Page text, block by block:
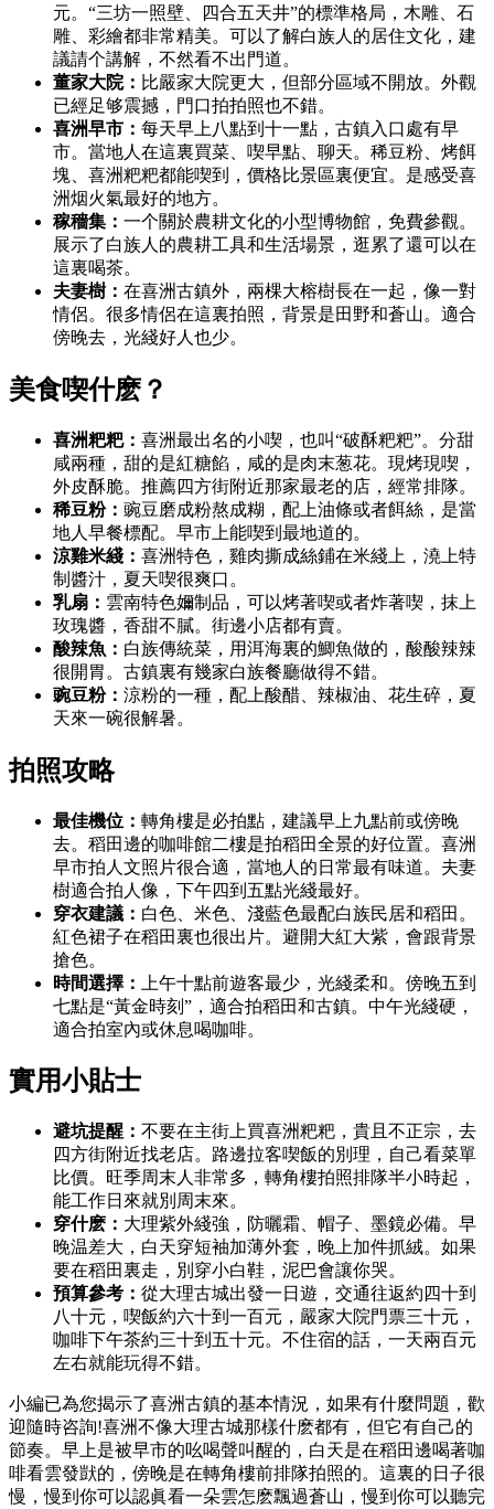
元。“三坊一照壁、四合五天井”的標準格局，木雕、石
雕、彩繪都非常精美。可以了解白族人的居住文化，建
議請个講解，不然看不出門道。
董家大院： 比嚴家大院更大，但部分區域不開放。外觀
已經足够震撼，門口拍拍照也不錯。
喜洲早市： 每天早上八點到十一點，古鎮入口處有早
市。當地人在這裏買菜、喫早點、聊天。稀豆粉、烤餌
塊、喜洲粑粑都能喫到，價格比景區裏便宜。是感受喜
洲烟火氣最好的地方。
稼穡集： 一个關於農耕文化的小型博物館，免費參觀。
展示了白族人的農耕工具和生活場景，逛累了還可以在
這裏喝茶。
夫妻樹： 在喜洲古鎮外，兩棵大榕樹長在一起，像一對
情侶。很多情侶在這裏拍照，背景是田野和蒼山。適合
傍晚去，光綫好人也少。
美食喫什麽？
喜洲粑粑： 喜洲最出名的小喫，也叫“破酥粑粑”。分甜
咸兩種，甜的是紅糖餡，咸的是肉末葱花。現烤現喫，
外皮酥脆。推薦四方街附近那家最老的店，經常排隊。
稀豆粉： 豌豆磨成粉熬成糊，配上油條或者餌絲，是當
地人早餐標配。早市上能喫到最地道的。
涼雞米綫： 喜洲特色，雞肉撕成絲鋪在米綫上，澆上特
制醬汁，夏天喫很爽口。
乳扇： 雲南特色嬭制品，可以烤著喫或者炸著喫，抹上
玫瑰醬，香甜不膩。街邊小店都有賣。
酸辣魚： 白族傳統菜，用洱海裏的鯽魚做的，酸酸辣辣
很開胃。古鎮裏有幾家白族餐廳做得不錯。
豌豆粉： 涼粉的一種，配上酸醋、辣椒油、花生碎，夏
天來一碗很解暑。
拍照攻略
最佳機位： 轉角樓是必拍點，建議早上九點前或傍晚
去。稻田邊的咖啡館二樓是拍稻田全景的好位置。喜洲
早市拍人文照片很合適，當地人的日常最有味道。夫妻
樹適合拍人像，下午四到五點光綫最好。
穿衣建議： 白色、米色、淺藍色最配白族民居和稻田。
紅色裙子在稻田裏也很出片。避開大紅大紫，會跟背景
搶色。
時間選擇：
上午十點前遊客最少，光綫柔和。傍晚五到
七點是“黃金時刻”，適合拍稻田和古鎮。中午光綫硬，
適合拍室內或休息喝咖啡。
實用小貼士
避坑提醒： 不要在主街上買喜洲粑粑，貴且不正宗，去
四方街附近找老店。路邊拉客喫飯的別理，自己看菜單
比價。旺季周末人非常多，轉角樓拍照排隊半小時起，
能工作日來就別周末來。
穿什麽： 大理紫外綫強，防曬霜、帽子、墨鏡必備。早
晚温差大，白天穿短袖加薄外套，晚上加件抓絨。如果
要在稻田裏走，別穿小白鞋，泥巴會讓你哭。
預算參考： 從大理古城出發一日遊，交通往返約四十到
八十元，喫飯約六十到一百元，嚴家大院門票三十元，
咖啡下午茶約三十到五十元。不住宿的話，一天兩百元
左右就能玩得不錯。
小編已為您揭示了喜洲古鎮的基本情況，如果有什麼問題，歡
迎隨時咨詢!喜洲不像大理古城那樣什麽都有，但它有自己的
節奏。早上是被早市的吆喝聲叫醒的，白天是在稻田邊喝著咖
啡看雲發獃的，傍晚是在轉角樓前排隊拍照的。這裏的日子很
慢，慢到你可以認眞看一朵雲怎麽飄過蒼山，慢到你可以聽完